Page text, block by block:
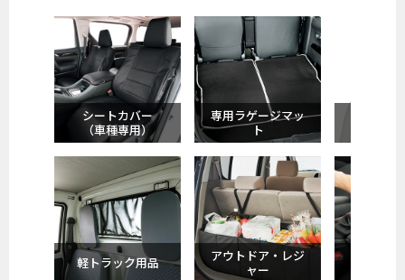
シートカバー
（車種専用）
専用ラゲージマッ
ト
軽トラック用品
アウトドア・レジ
ャー